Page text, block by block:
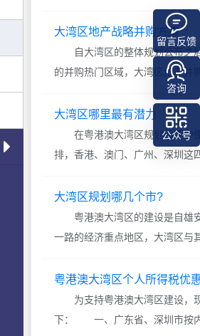
发展行动计划,制定了关于”五个
经全面开启经济、社会、生态、
大湾区地产战略并购方案
自大湾区的整体规划公布之后
的并购热门区域，大湾区地产并
购，并购可由开发商自身的资
大的国企、央企以及有排名的民
策略给大家进行参考
大湾区哪里最有潜力
在粤港澳大湾区规划纲要中便
排，香港、澳门、广州、深圳这
是粤港澳大湾区的中心，谁就最
港、澳门、广州、深圳
大湾区规划哪几个市?
粤港澳大湾区的建设是自雄安
一路的经济重点地区，大湾区与
划，我国政府抱以只许成功的心
包含了哪几个市呢?
粤港澳大湾区个人所得税优
为支持粤港澳大湾区建设，
下： 一、广东省、深圳市按内
留言反馈
咨询
公众号